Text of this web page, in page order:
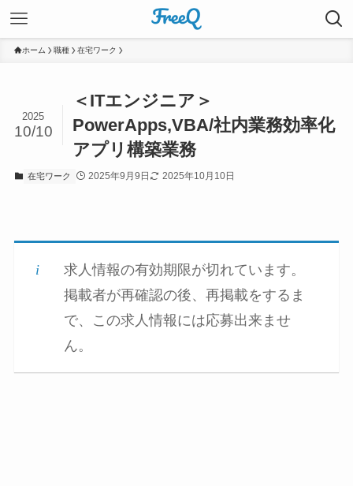
ホーム 職種 在宅ワーク
＜ITエンジニア＞
PowerApps,VBA/社内業務効率化
アプリ構築業務
2025
10/10
在宅ワーク 2025年9月9日 2025年10月10日
求人情報の有効期限が切れています。
掲載者が再確認の後、再掲載をするま
で、この求人情報には応募出来ませ
ん。